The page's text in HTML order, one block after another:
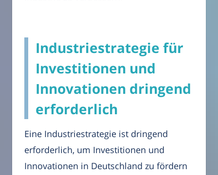
Industriestrategie für
Investitionen und
Innovationen dringend
erforderlich
Eine Industriestrategie ist dringend
erforderlich, um Investitionen und
Innovationen in Deutschland zu fördern